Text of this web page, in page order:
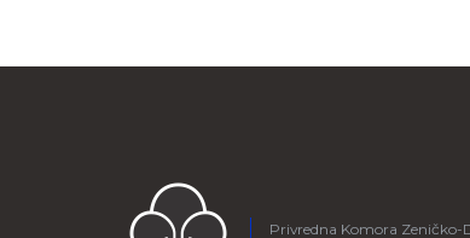
Privredna Komora Zeničko-